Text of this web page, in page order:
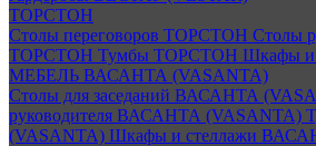
ТОРСТОН
Столы переговоров ТОРСТОН Столы
ТОРСТОН Тумбы ТОРСТОН Шкафы и
МЕБЕЛЬ ВАСАНТА (VASANTA)
Столы для заседаний ВАСАНТА
руководителя ВАСАНТА (VASANTA)
(VASANTA) Шкафы и стеллажи